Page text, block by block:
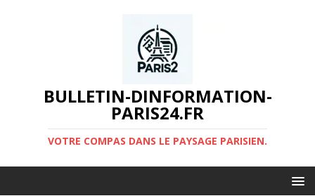
BULLETIN-DINFORMATION-
PARIS24.FR
VOTRE COMPAS DANS LE PAYSAGE PARISIEN.